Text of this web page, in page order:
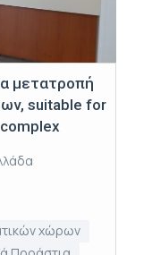
μετατροπή
suitable for
χώρων